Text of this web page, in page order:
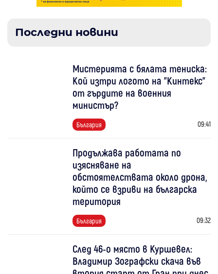
Последни новини
Мистерията с бялата тениска:
Кой изтри логото на "Кинтекс"
от гърдите на военния
министър?
България 09:41
Продължава работата по
изясняване на
обстоятелствата около дрона,
който се взриви на българска
територия
България 09:32
След 46-о място в Куршевел:
Владимир Зографски скача във